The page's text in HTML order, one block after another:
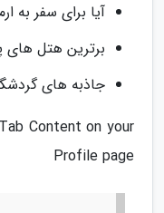
آیا برای سفر به
برترین هتل های
جاذبه های
Content on your
Profile page